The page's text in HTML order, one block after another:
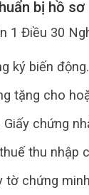
bị hồ
1 Điều 30
ký biến động.
tặng cho
Giấy chứng
thu nhập
tờ chứng